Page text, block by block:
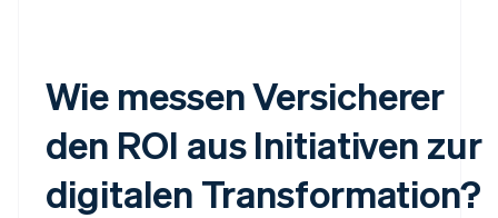
Wie messen Versicherer
den ROI aus Initiativen zur
digitalen Transformation?